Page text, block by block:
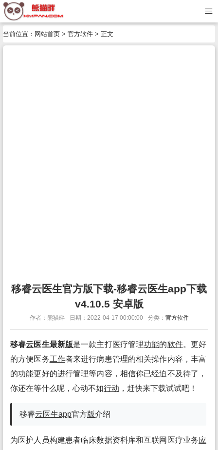
当前位置： 网站首页 > 官方软件 > 正文
移睿云医生官方版下载-移睿云医生app下载
v4.10.5 安卓版
作者：熊猫畔 日期：2022-04-17 00:00:00 分类： 官方软件
移睿云医生最新版是一款主打医疗管理功能的软件。更好
的方便医务工作者来进行病患管理的相关操作内容，丰富
的功能更好的进行管理等内容，相信你已经迫不及待了，
你还在等什么呢，心动不如行动 ，赶快来下载试试吧！
移睿云医生app官方版介绍
为医护人员构建患者临床数据资料库和互联网医疗业务应